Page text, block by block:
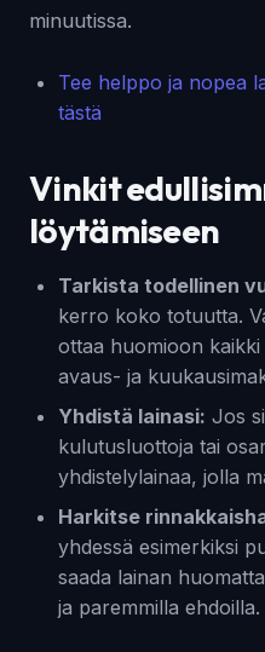
minuutissa.
Tee helppo ja nopea
tästä
Vinkit
löytämiseen
Tarkista todellinen
kerro koko totuutta.
ottaa huomioon
avaus- ja
Yhdistä lainasi: Jos
kulutusluottoja tai
yhdistelylainaa, jolla
Harkitse
yhdessä esimerkiksi
saada lainan
ja paremmilla ehdoilla.